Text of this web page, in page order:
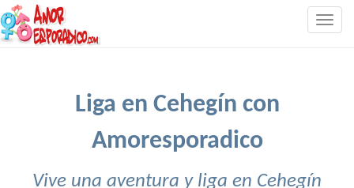
Liga en Cehegín con
Amoresporadico
Vive una aventura y liga en Cehegín